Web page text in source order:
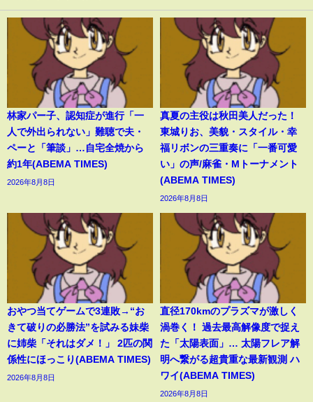
林家パー子、認知症が進行「一
人で外出られない」難聴で夫・
ペーと「筆談」…自宅全焼から
約1年(ABEMA TIMES)
2026年8月8日
真夏の主役は秋田美人だった！
東城りお、美貌・スタイル・幸
福リボンの三重奏に「一番可愛
い」の声/麻雀・Mトーナメント
(ABEMA TIMES)
2026年8月8日
おやつ当てゲームで3連敗→“お
きて破りの必勝法”を試みる妹柴
に姉柴「それはダメ！」 2匹の関
係性にほっこり(ABEMA TIMES)
2026年8月8日
直径170kmのプラズマが激しく
渦巻く！ 過去最高解像度で捉え
た「太陽表面」… 太陽フレア解
明へ繋がる超貴重な最新観測 ハ
ワイ(ABEMA TIMES)
2026年8月8日